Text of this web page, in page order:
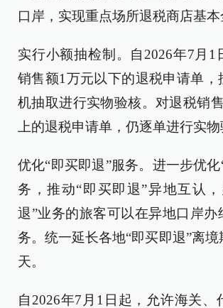
口岸，实现重点场所退税商店基本
实行小额抽检制。自2026年7月1
销售额1万元以下的退税申请单，
机抽取进行实物验核。对退税销
上的退税申请单，仍逐单进行实物
优化“即买即退”服务。进一步优化
务，推动“即买即退”异地互认
退”业务的旅客可以在异地口岸办
务。统一延长各地“即买即退”离境
天。
自2026年7月1日起，允许海关、